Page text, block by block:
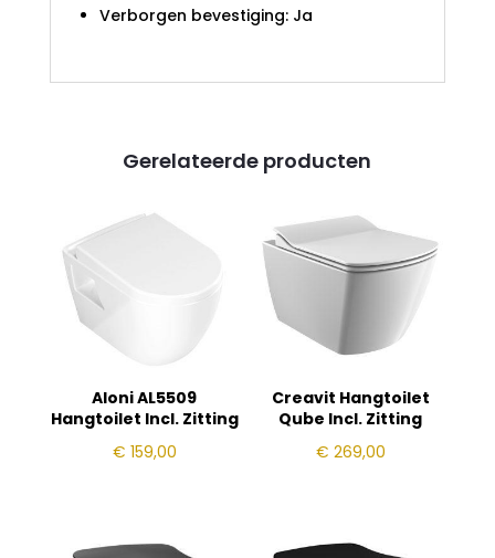
Verborgen bevestiging: Ja
Gerelateerde producten
Aloni AL5509
Hangtoilet Incl. Zitting
€ 159,00
Creavit Hangtoilet
Qube Incl. Zitting
€ 269,00